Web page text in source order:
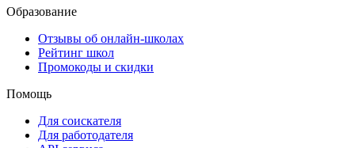
Образование
Отзывы об онлайн-школах
Рейтинг школ
Промокоды и скидки
Помощь
Для соискателя
Для работодателя